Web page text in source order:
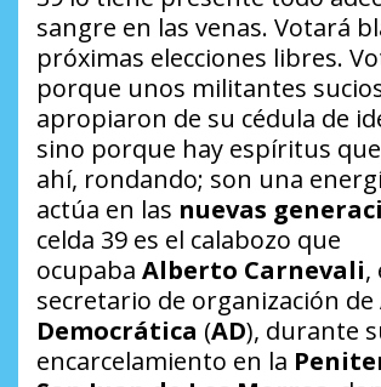
sangre en las venas. Votará
próximas elecciones libres.
porque unos militantes
apropiaron de su cédula de
sino porque hay espíritus
ahí, rondando; son una
actúa en las nuevas
celda 39 es el calabozo que
ocupaba Alberto Carnevali,
secretario de organización de
Democrática (AD), durante
encarcelamiento en la